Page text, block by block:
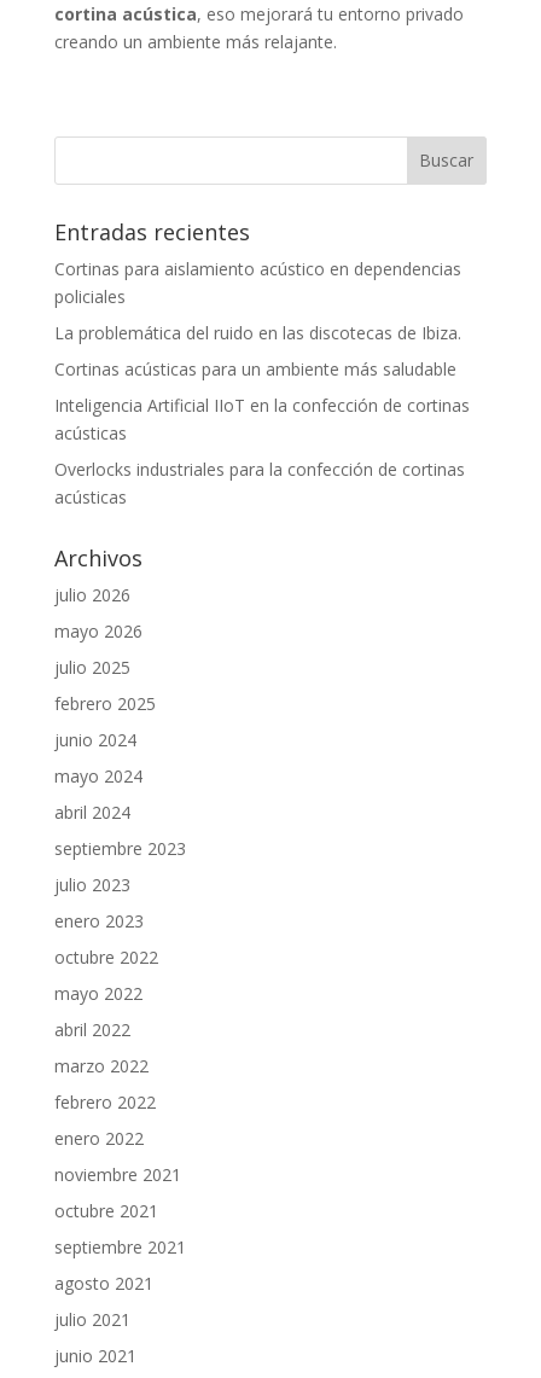
cortina acústica, eso mejorará tu entorno privado
creando un ambiente más relajante.
Entradas recientes
Cortinas para aislamiento acústico en dependencias
policiales
La problemática del ruido en las discotecas de Ibiza.
Cortinas acústicas para un ambiente más saludable
Inteligencia Artificial IIoT en la confección de cortinas
acústicas
Overlocks industriales para la confección de cortinas
acústicas
Archivos
julio 2026
mayo 2026
julio 2025
febrero 2025
junio 2024
mayo 2024
abril 2024
septiembre 2023
julio 2023
enero 2023
octubre 2022
mayo 2022
abril 2022
marzo 2022
febrero 2022
enero 2022
noviembre 2021
octubre 2021
septiembre 2021
agosto 2021
julio 2021
junio 2021